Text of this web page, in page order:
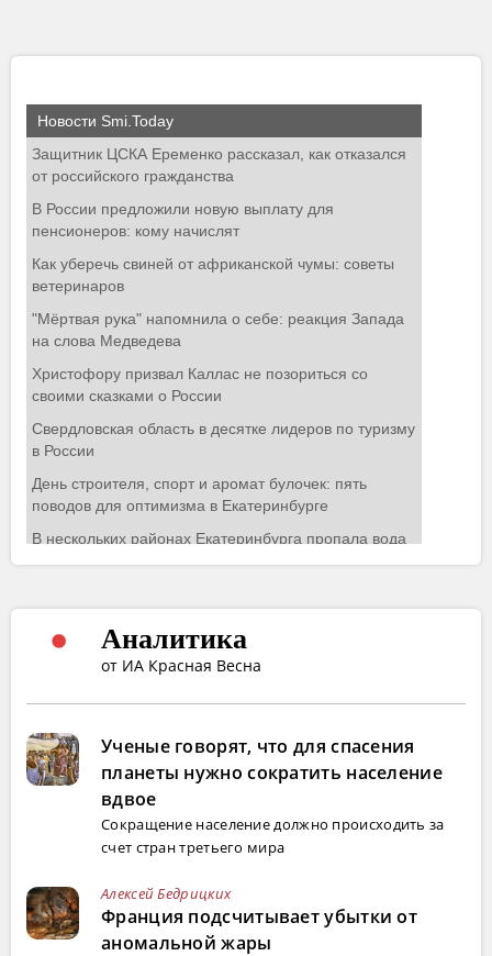
Аналитика
от ИА Красная Весна
Ученые говорят, что для спасения
планеты нужно сократить население
вдвое
Сокращение население должно происходить за
счет стран третьего мира
Алексей Бедрицких
Франция подсчитывает убытки от
аномальной жары